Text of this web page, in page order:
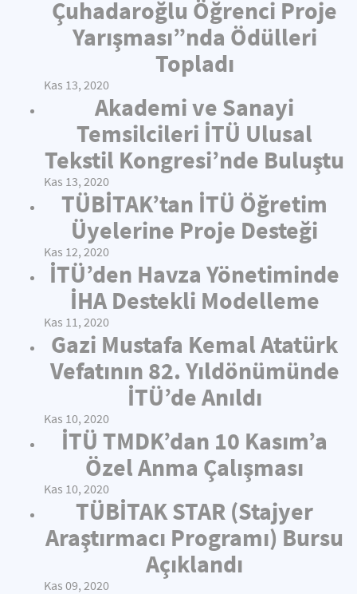
Çuhadaroğlu Öğrenci Proje
Yarışması”nda Ödülleri
Topladı
Kas 13, 2020
Akademi ve Sanayi
Temsilcileri İTÜ Ulusal
Tekstil Kongresi’nde Buluştu
Kas 13, 2020
TÜBİTAK’tan İTÜ Öğretim
Üyelerine Proje Desteği
Kas 12, 2020
İTÜ’den Havza Yönetiminde
İHA Destekli Modelleme
Kas 11, 2020
Gazi Mustafa Kemal Atatürk
Vefatının 82. Yıldönümünde
İTÜ’de Anıldı
Kas 10, 2020
İTÜ TMDK’dan 10 Kasım’a
Özel Anma Çalışması
Kas 10, 2020
TÜBİTAK STAR (Stajyer
Araştırmacı Programı) Bursu
Açıklandı
Kas 09, 2020